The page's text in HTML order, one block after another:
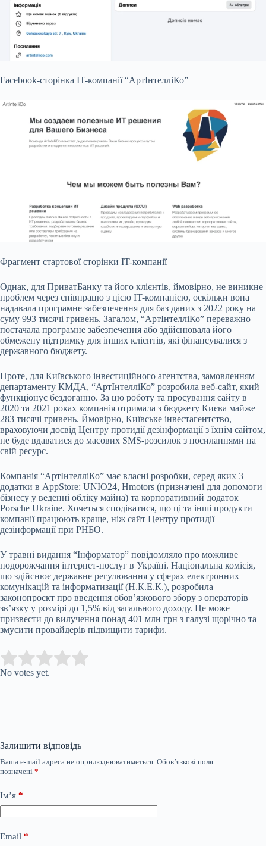
Facebook-сторінка IT-компанії “АртІнтелліКо”
Фрагмент стартової сторінки IT-компанії
Однак, для ПриватБанку та його клієнтів, ймовірно, не виникне
проблем через співпрацю з цією IT-компанією, оскільки вона
надавала програмне забезпечення для баз даних з 2022 року на
суму 993 тисячі гривень. Загалом, “АртІнтелліКо” переважно
постачала програмне забезпечення або здійснювала його
обмежену підтримку для інших клієнтів, які фінансувалися з
державного бюджету.
Проте, для Київського інвестиційного агентства, замовленням
департаменту КМДА, “АртІнтелліКо” розробила веб-сайт, який
функціонує бездоганно. За цю роботу та просування сайту в
2020 та 2021 роках компанія отримала з бюджету Києва майже
283 тисячі гривень. Ймовірно, Київське інвестагентство,
враховуючи досвід Центру протидії дезінформації з їхнім сайтом,
не буде вдаватися до масових SMS-розсилок з посиланнями на
свій ресурс.
Компанія “АртІнтелліКо” має власні розробки, серед яких 3
додатки в AppStore: UNIO24, Hmotors (призначені для допомоги
бізнесу у веденні обліку майна) та корпоративний додаток
Porsche Ukraine. Хочеться сподіватися, що ці та інші продукти
компанії працюють краще, ніж сайт Центру протидії
дезінформації при РНБО.
У травні видання “Інформатор” повідомляло про можливе
подорожчання інтернет-послуг в Україні. Національна комісія,
що здійснює державне регулювання у сферах електронних
комунікацій та інформатизації (Н.К.Е.К.), розробила
законопроєкт про введення обов’язкового збору з операторів
зв’язку у розмірі до 1,5% від загального доходу. Це може
призвести до вилучення понад 401 млн грн з галузі щорічно та
змусити провайдерів підвищити тарифи.
Rate this item:
No votes yet.
Залишити відповідь
Ваша e-mail адреса не оприлюднюватиметься. Обов’язкові поля
позначені *
Ім’я *
Email *